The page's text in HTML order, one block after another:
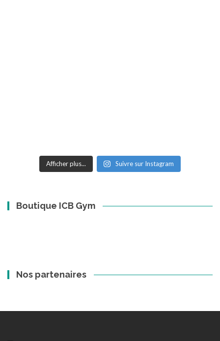
Afficher plus... Suivre sur Instagram
Boutique ICB Gym
Nos partenaires